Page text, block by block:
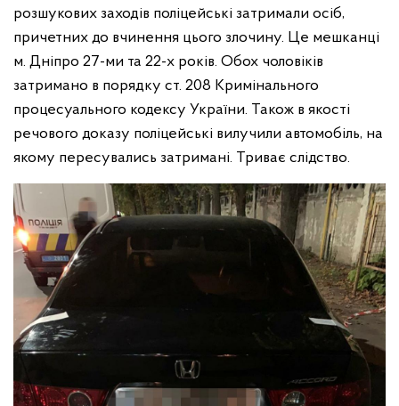
розшукових заходів поліцейські затримали осіб,
причетних до вчинення цього злочину. Це мешканці
м. Дніпро 27-ми та 22-х років. Обох чоловіків
затримано в порядку ст. 208 Кримінального
процесуального кодексу України. Також в якості
речового доказу поліцейські вилучили автомобіль, на
якому пересувались затримані. Триває слідство.